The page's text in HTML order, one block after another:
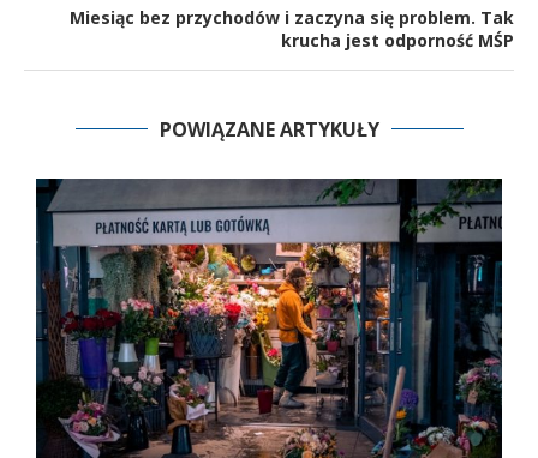
Miesiąc bez przychodów i zaczyna się problem. Tak
krucha jest odporność MŚP
POWIĄZANE ARTYKUŁY